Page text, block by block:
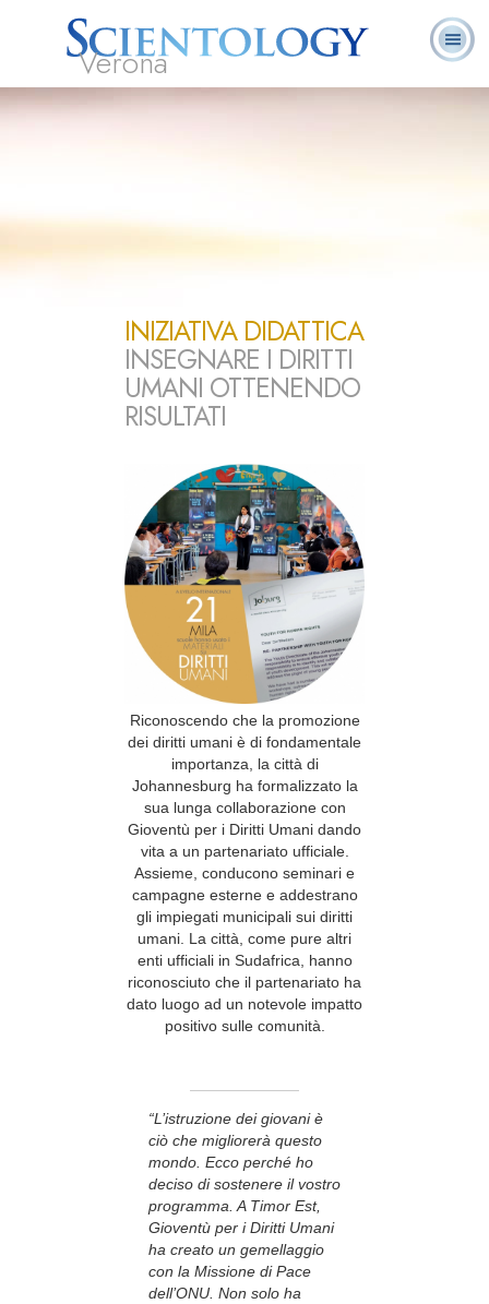
Verona
INIZIATIVA DIDATTICA
INSEGNARE I DIRITTI
UMANI OTTENENDO
RISULTATI
Riconoscendo che la promozione
dei diritti umani è di fondamentale
importanza, la città di
Johannesburg ha formalizzato la
sua lunga collaborazione con
Gioventù per i Diritti Umani dando
vita a un partenariato ufficiale.
Assieme, conducono seminari e
campagne esterne e addestrano
gli impiegati municipali sui diritti
umani. La città, come pure altri
enti ufficiali in Sudafrica, hanno
riconosciuto che il partenariato ha
dato luogo ad un notevole impatto
positivo sulle comunità.
“L’istruzione dei giovani è
ciò che migliorerà questo
mondo. Ecco perché ho
deciso di sostenere il vostro
programma. A Timor Est,
Gioventù per i Diritti Umani
ha creato un gemellaggio
con la Missione di Pace
dell’ONU. Non solo ha